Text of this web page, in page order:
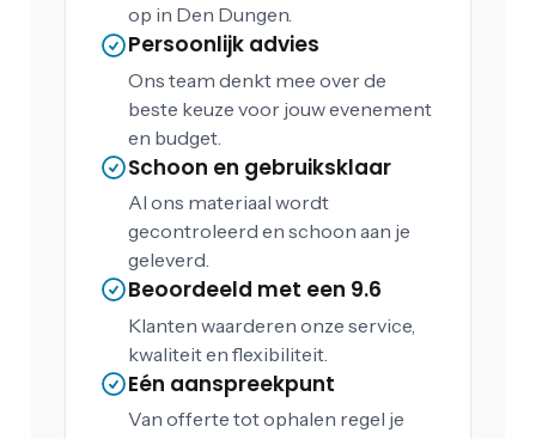
op in Den Dungen.
Persoonlijk advies
Ons team denkt mee over de
beste keuze voor jouw evenement
en budget.
Schoon en gebruiksklaar
Al ons materiaal wordt
gecontroleerd en schoon aan je
geleverd.
Beoordeeld met een 9.6
Klanten waarderen onze service,
kwaliteit en flexibiliteit.
Eén aanspreekpunt
Van offerte tot ophalen regel je